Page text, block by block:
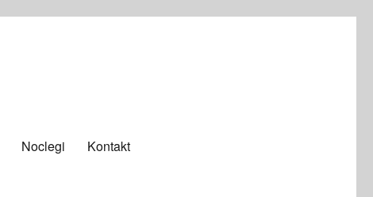
Noclegi Kontakt